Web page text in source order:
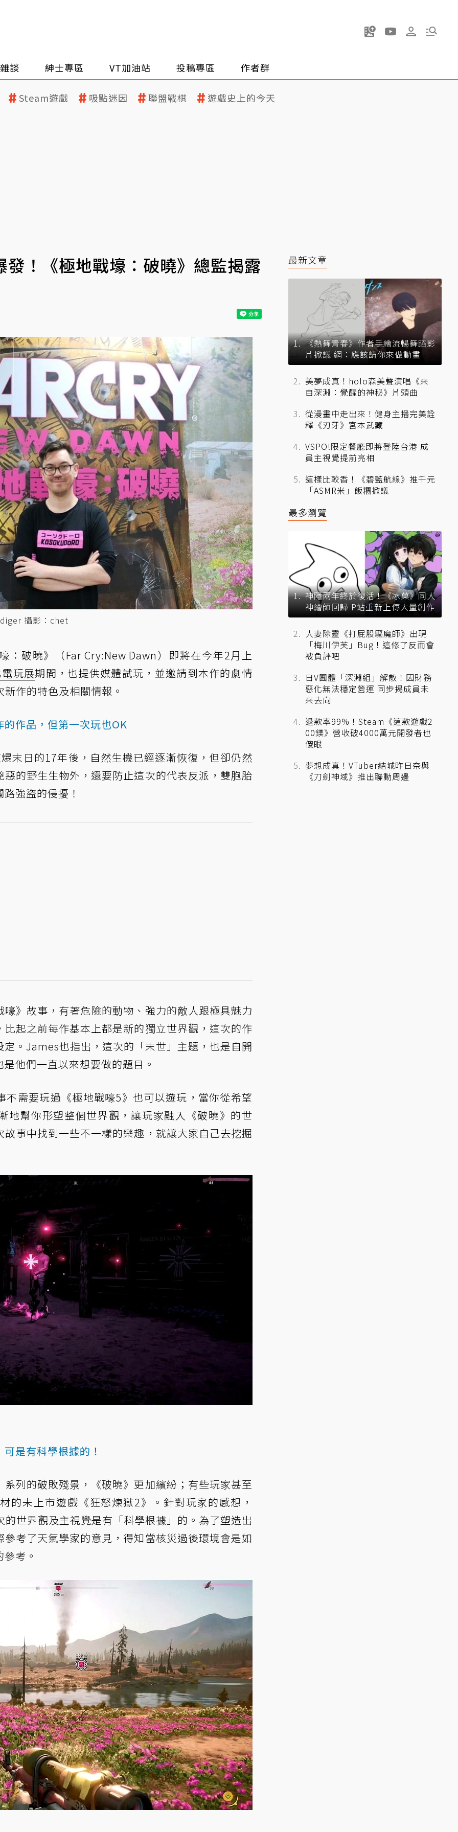
談 紳士專區 VT加油站 投稿專區 作者群
Steam遊戲 吸點迷因 聯盟戰棋 遊戲史上的今天
！《極地戰壕：破曉》總監揭露
攝影：chet
：破曉》（Far Cry:New Dawn）即將在今年2月上
玩展期間，也提供媒體試玩，並邀請到本作的劇情
作的特色及相關情報。
作品，但第一次玩也OK
末日的17年後，自然生機已經逐漸恢復，但卻仍然
的野生生物外，還要防止這次的代表反派，雙胞胎
強盜的侵擾！
》故事，有著危險的動物、強力的敵人跟極具魅力
起之前每作基本上都是新的獨立世界觀，這次的作
。James也指出，這次的「末世」主題，也是自開
他們一直以來想要做的題目。
需要玩過《極地戰嚎5》也可以遊玩，當你從希望
地幫你形塑整個世界觀，讓玩家融入《破曉》的世
事中找到一些不一樣的樂趣，就讓大家自己去挖掘
是有科學根據的！
列的破敗殘景，《破曉》更加繽紛；有些玩家甚至
的未上市遊戲《狂怒煉獄2》。針對玩家的感想，
世界觀及主視覺是有「科學根據」的。為了塑造出
考了天氣學家的意見，得知當核災過後環境會是如
考。
最新文章
《熱舞青春》作者手繪流暢舞蹈影
片掀議 網：應該請你來做動畫
美夢成真！holo森美聲演唱《來
自深淵：覺醒的神秘》片頭曲
從漫畫中走出來！健身主播完美詮
釋《刃牙》宮本武藏
VSPO!限定餐廳即將登陸台港 成
員主視覺提前亮相
這樣比較香！《碧藍航線》推千元
「ASMR米」飯糰掀議
最多瀏覽
神隱兩年終於復活！《冰菓》同人
神繪師回歸 P站重新上傳大量創作
人妻除靈《打屁股驅魔師》出現
「梅川伊芙」Bug！這修了反而會
被負評吧
日V團體「深淵組」解散！因財務
惡化無法穩定營運 同步揭成員未
來去向
退款率99%！Steam《這款遊戲2
00鎂》營收破4000萬元開發者也
傻眼
夢想成真！VTuber結城昨日奈與
《刀劍神域》推出聯動周邊